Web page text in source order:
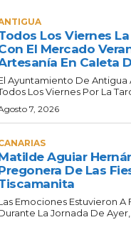
Los Viernes
El Mercado
En Caleta
Ayuntamiento De Antigua
Los Viernes Por La
7, 2026
Aguiar
De Las
Emociones Estuvieron A
La Jornada De Ayer,